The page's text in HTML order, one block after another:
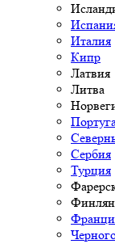
Италия
Кипр
Латвия
Литва
Сербия
Турция